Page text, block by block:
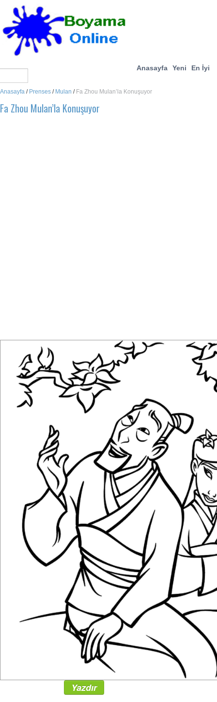
Anasayfa Yeni En İyi
Anasayfa / Prenses / Mulan / Fa Zhou Mulan’la Konuşuyor
Fa Zhou Mulan’la Konuşuyor
Yazdır